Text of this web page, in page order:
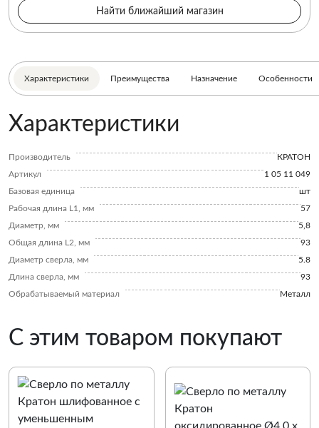
Найти ближайший магазин
Характеристики Преимущества Назначение Особенности
Характеристики
Производитель
КРАТОН
Артикул
1 05 11 049
Базовая единица
шт
Рабочая длина L1, мм
57
Диаметр, мм
5,8
Общая длина L2, мм
93
Диаметр сверла, мм
5.8
Длина сверла, мм
93
Обрабатываемый материал
Металл
С этим товаром покупают